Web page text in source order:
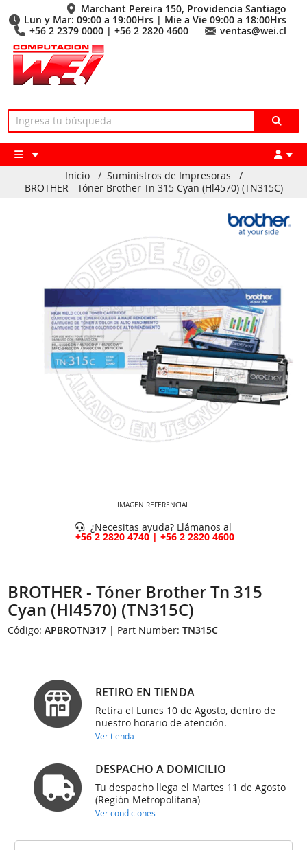
Marchant Pereira 150, Providencia Santiago
Lun y Mar: 09:00 a 19:00Hrs | Mie a Vie 09:00 a 18:00Hrs
+56 2 2379 0000 | +56 2 2820 4600
ventas@wei.cl
Inicio / Suministros de Impresoras
/
BROTHER - Tóner Brother Tn 315 Cyan (Hl4570) (TN315C)
IMAGEN REFERENCIAL
¿Necesitas ayuda? Llámanos al
+56 2 2820 4740 | +56 2 2820 4600
BROTHER - Tóner Brother Tn 315
Cyan (Hl4570) (TN315C)
Código:APBROTN317 | Part Number:TN315C
RETIRO EN TIENDA
Retira el Lunes 10 de Agosto, dentro de
nuestro horario de atención.
Ver tienda
DESPACHO A DOMICILIO
Tu despacho llega el Martes 11 de Agosto
(Región Metropolitana)
Ver condiciones